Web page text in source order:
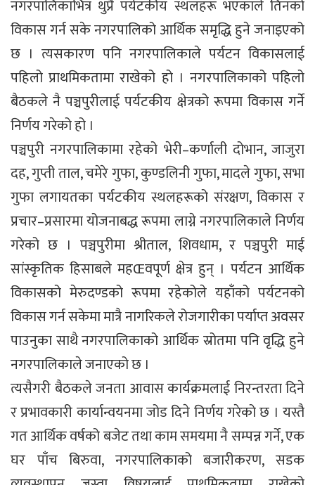
नगरपालिकाभित्र थुप्रै पर्यटकीय स्थलहरू भएकाले तिनको
विकास गर्न सके नगरपालिको आर्थिक समृद्धि हुने जनाइएको
छ । त्यसकारण पनि नगरपालिकाले पर्यटन विकासलाई
पहिलो प्राथमिकतामा राखेको हो । नगरपालिकाको पहिलो
बैठकले नै पञ्चपुरीलाई पर्यटकीय क्षेत्रको रूपमा विकास गर्ने
निर्णय गरेको हो ।
पञ्चपुरी नगरपालिकामा रहेको भेरी–कर्णाली दोभान, जाजुरा
दह, गुप्ती ताल, चमेरे गुफा, कुण्डलिनी गुफा, मादले गुफा, सभा
गुफा लगायतका पर्यटकीय स्थलहरूको संरक्षण, विकास र
प्रचार–प्रसारमा योजनाबद्ध रूपमा लाग्ने नगरपालिकाले निर्णय
गरेको छ । पञ्चपुरीमा श्रीताल, शिवधाम, र पञ्चपुरी माई
सांस्कृतिक हिसाबले महŒवपूर्ण क्षेत्र हुन् । पर्यटन आर्थिक
विकासको मेरुदण्डको रूपमा रहेकोले यहाँको पर्यटनको
विकास गर्न सकेमा मात्रै नागरिकले रोजगारीका पर्याप्त अवसर
पाउनुका साथै नगरपालिकाको आर्थिक स्रोतमा पनि वृद्धि हुने
नगरपालिकाले जनाएको छ ।
त्यसैगरी बैठकले जनता आवास कार्यक्रमलाई निरन्तरता दिने
र प्रभावकारी कार्यान्वयनमा जोड दिने निर्णय गरेको छ । यस्तै
गत आर्थिक वर्षको बजेट तथा काम समयमा नै सम्पन्न गर्ने, एक
घर पाँच बिरुवा, नगरपालिकाको बजारीकरण, सडक